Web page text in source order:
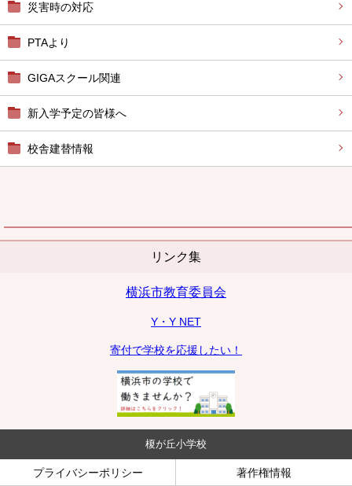
災害時の対応
PTAより
GIGAスクール関連
新入学予定の皆様へ
校舎建替情報
リンク集
横浜市教育委員会
Y・Y NET
寄付で学校を応援したい！
榎が丘小学校
プライバシーポリシー 著作権情報